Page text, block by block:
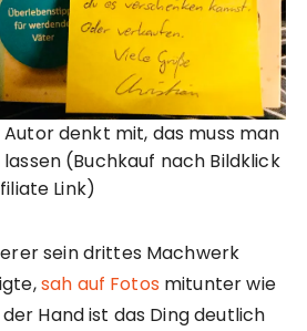
Autor denkt mit, das muss man
lassen (Buchkauf nach Bildklick
Link)
sein drittes Machwerk
sah auf Fotos mitunter wie
Hand ist das Ding deutlich